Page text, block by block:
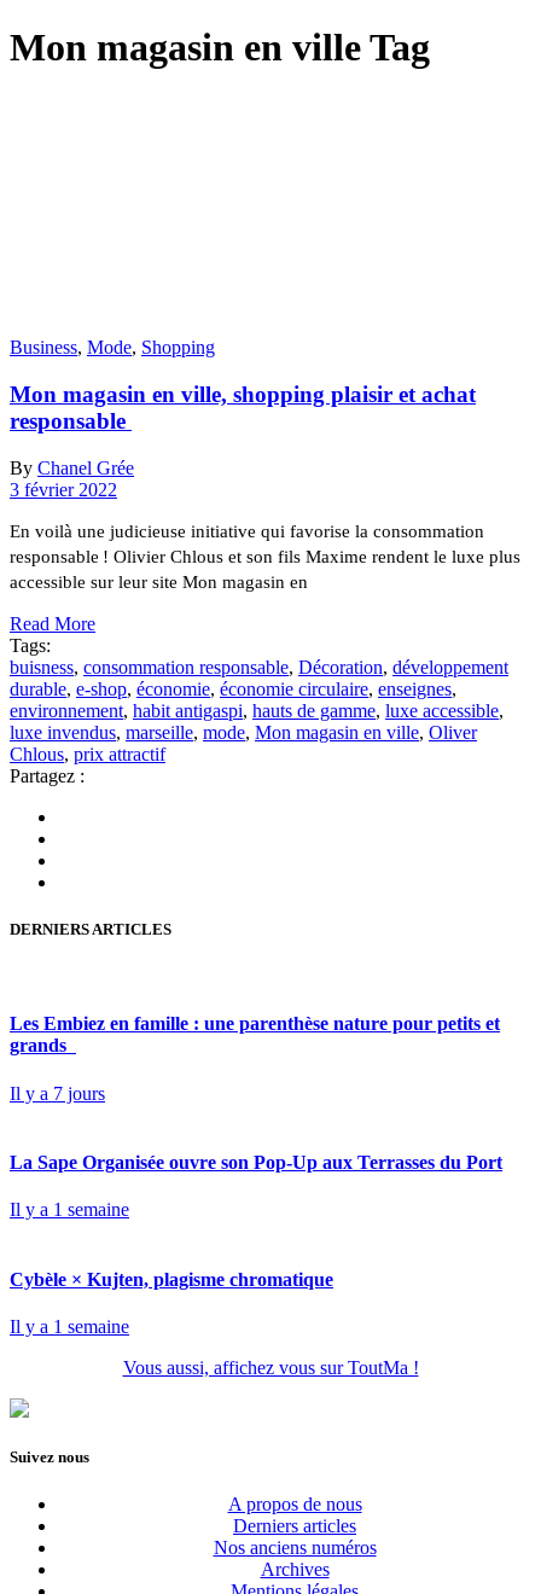
Mon magasin en ville Tag
Business, Mode, Shopping
Mon magasin en ville, shopping plaisir et achat
responsable
By Chanel Grée
3 février 2022
En voilà une judicieuse initiative qui favorise la consommation
responsable ! Olivier Chlous et son fils Maxime rendent le luxe plus
accessible sur leur site Mon magasin en
Read More
Tags:
buisness, consommation responsable, Décoration, développement
durable, e-shop, économie, économie circulaire, enseignes,
environnement, habit antigaspi, hauts de gamme, luxe accessible,
luxe invendus, marseille, mode, Mon magasin en ville, Oliver
Chlous, prix attractif
Partagez :
DERNIERS ARTICLES
Les Embiez en famille : une parenthèse nature pour petits et
grands
Il y a 7 jours
La Sape Organisée ouvre son Pop-Up aux Terrasses du Port
Il y a 1 semaine
Cybèle × Kujten, plagisme chromatique
Il y a 1 semaine
Vous aussi, affichez vous sur ToutMa !
Suivez nous
A propos de nous
Derniers articles
Nos anciens numéros
Archives